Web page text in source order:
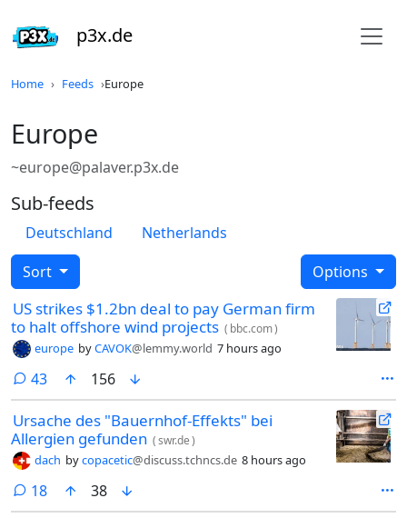
p3x.de
Home Feeds Europe
Europe
~europe@palaver.p3x.de
Sub-feeds
Deutschland
Netherlands
Sort
Options
US strikes $1.2bn deal to pay German firm
to halt offshore wind projects ( bbc.com)
europe byCAVOK@lemmy.world 7 hours ago
43comments
156
Ursache des "Bauernhof-Effekts" bei
Allergien gefunden (swr.de)
dach bycopacetic@discuss.tchncs.de 8 hours ago
18comments
38